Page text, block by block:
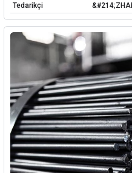
Tedarikçi